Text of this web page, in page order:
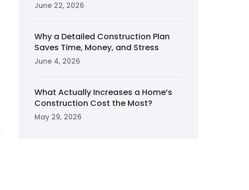
June 22, 2026
Why a Detailed Construction Plan
Saves Time, Money, and Stress
June 4, 2026
What Actually Increases a Home’s
Construction Cost the Most?
May 29, 2026